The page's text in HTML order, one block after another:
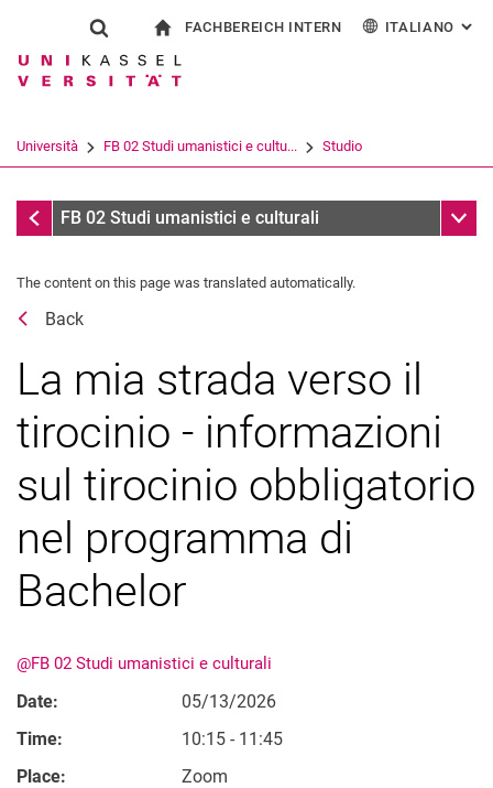
Jump directly to: content
Jump directly to: search
Jump directly to: main
Show search form
Search term
Search (opens an external link in a
FACHBEREICH INTERN ITALIANO :
Università FB 02 Studi umanistici e cultu... Studio
Coordinamento della pratica
FB 02 Studi umanistici e culturali Sub
All'università
Fine del programma di studio
Ordinati per argomento
The content on this page was translated automatically.
Back
La mia strada verso il
tirocinio - informazioni
sul tirocinio obbligatorio
nel programma di
Bachelor
@FB 02 Studi umanistici e culturali
Date:
05/13/2026
Time:
10:15 - 11:45
Place:
Zoom